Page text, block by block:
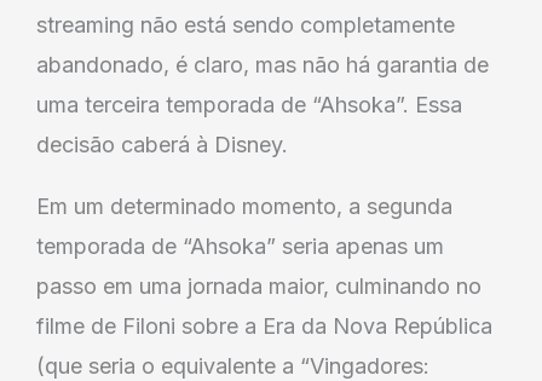
streaming não está sendo completamente
abandonado, é claro, mas não há garantia de
uma terceira temporada de “Ahsoka”. Essa
decisão caberá à Disney.
Em um determinado momento, a segunda
temporada de “Ahsoka” seria apenas um
passo em uma jornada maior, culminando no
filme de Filoni sobre a Era da Nova República
(que seria o equivalente a “Vingadores: